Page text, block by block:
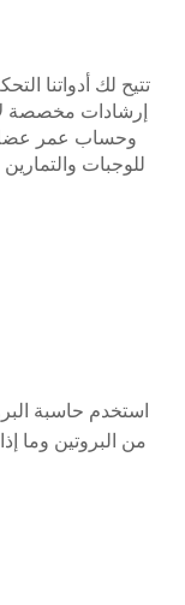
تتيح لك أدواتنا
إرشادات مخصصة
وحساب عمر
للوجبات
استخدم حاسبة
من البروتين وما